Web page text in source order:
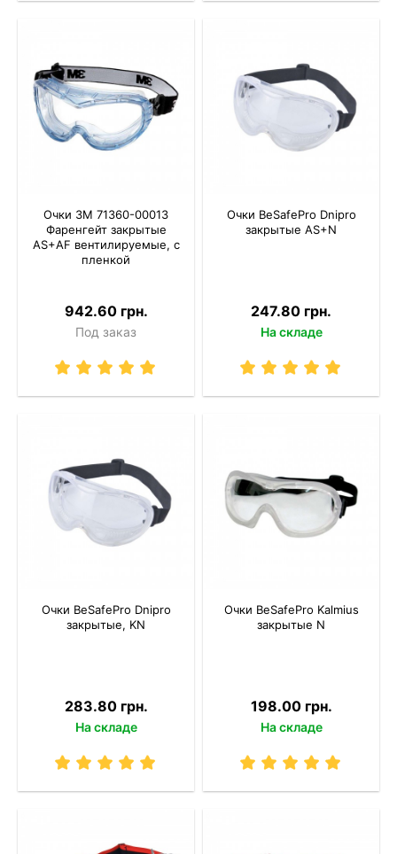
Очки 3M 71360-00013
Фаренгейт закрытые
AS+AF вентилируемые, с
пленкой
942.60 грн.
Под заказ
Очки BeSafePro Dnipro
закрытые AS+N
247.80 грн.
На складе
Очки BeSafePro Dnipro
закрытые, KN
283.80 грн.
На складе
Очки BeSafePro Kalmius
закрытые N
198.00 грн.
На складе